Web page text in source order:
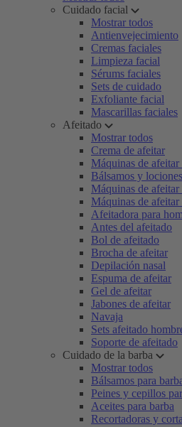
Cuidado facial
Mostrar todos
Antienvejecimiento
Cremas faciales
Limpieza facial
Sérums faciales
Sets de cuidado
Exfoliante facial
Mascarillas faciales
Afeitado
Mostrar todos
Crema de afeitar
Máquinas de
Bálsamos y
Máquinas de afeitar
Máquinas de
Afeitadora para
Antes del afeitado
Bol de afeitado
Brocha de afeitar
Depilación nasal
Espuma de afeitar
Gel de afeitar
Jabones de afeitar
Navaja
Sets afeitado
Soporte de afeitado
Cuidado de la barba
Mostrar todos
Bálsamos para
Peines y cepillos
Aceites para barba
Recortadoras y